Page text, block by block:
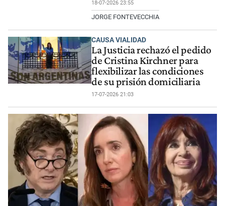
18-07-2026 23:55
JORGE FONTEVECCHIA
CAUSA VIALIDAD
La Justicia rechazó el pedido
de Cristina Kirchner para
flexibilizar las condiciones
de su prisión domiciliaria
17-07-2026 21:03